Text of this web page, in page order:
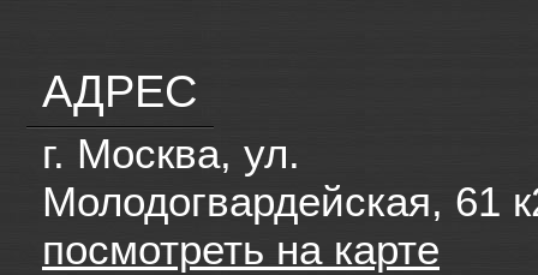
АДРЕС
г. Москва, ул.
Молодогвардейская, 61
посмотреть на карте